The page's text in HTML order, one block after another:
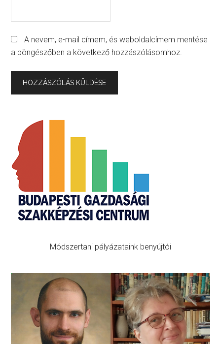
A nevem, e-mail címem, és weboldalcímem mentése
a böngészőben a következő hozzászólásomhoz.
Primary
Sidebar
Módszertani pályázataink benyújtói